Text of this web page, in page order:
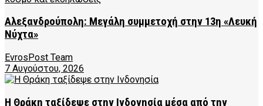
Αλεξανδρούπολη: Μεγάλη συμμετοχή στην 13η «Λευκή
Νύχτα»
EvrosPost Team
7 Αυγούστου, 2026
Η Θράκη ταξίδεψε στην Ινδονησία μέσα από την